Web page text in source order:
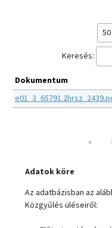
Keresés:
Dokumentum
«
‹
Adatok köre
Az adatbázisban az
Közgyűlés üléseiről: